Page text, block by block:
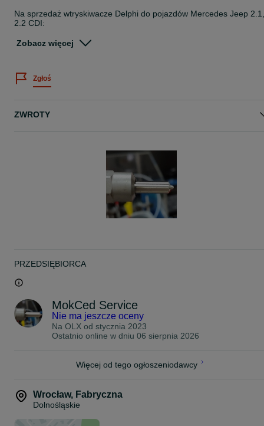
Na sprzedaż wtryskiwacze Delphi do pojazdów Mercedes Jeep 2.1,
2.2 CDI:
- Delphi 28.342.997
- Delphi 28.254.952
- Delphi 28.271.551
Posiadamy po 6 sztuk każdego rodzaju po profesjonalnej
wyniki testów. Każdy wtryskiwacz ma nadany nowy kod IMA.
W razie pytań proszę o kontakt telefoniczny lub mailowy.
Zachęcamy także do dopytania o możliwość NAPRAWY Waszych
wtryskiwaczy - to zwykle finalnie tańsza opcja niż zakup całego
Zlecając nam REGENERACJĘ masz pewność rzetelnej diagnostyki
robimy 2, a nie cały komplet ). Warto się nad tym zastanowić:)
Podana cena za sztukę.
- wtryskiwacze,
- wydruk z testów na stole probierczym,
Pasuje do:
Mercedes A 200 2.1, 2.2 CDI 2009-
Mercedes A 220 2.1, 2.2 CDI 2009-
Zobacz więcej
Zgłoś
ZWROTY
PRZEDSIĘBIORCA
MokCed Service
Nie ma jeszcze oceny
Na OLX od stycznia 2023
Ostatnio online w dniu 06 sierpnia 2026
Więcej od tego ogłoszeniodawcy
Wrocław, Fabryczna
Dolnośląskie